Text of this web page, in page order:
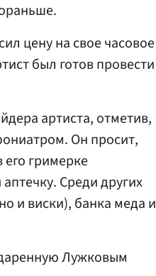
цену на свое часовое
был готов провести
артиста, отметив,
Он просит,
гримерке
Среди других
и виски), банка меда и
Лужковым